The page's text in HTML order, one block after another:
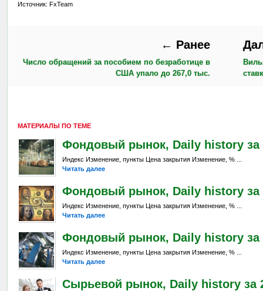
Источник: FxTeam
← Ранее
Число обращений за пособием по безработице в
США упало до 267,0 тыс.
МАТЕРИАЛЫ ПО ТЕМЕ
Фондовый рынок, Daily history за
Индекс Изменение, пункты Цена закрытия Изменение, % ...
Читать далее
Фондовый рынок, Daily history за
Индекс Изменение, пункты Цена закрытия Изменение, % ...
Читать далее
Фондовый рынок, Daily history за
Индекс Изменение, пункты Цена закрытия Изменение, % ...
Читать далее
Сырьевой рынок, Daily history за